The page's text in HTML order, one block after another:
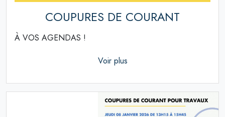
COUPURES DE COURANT
À VOS AGENDAS !
Voir plus